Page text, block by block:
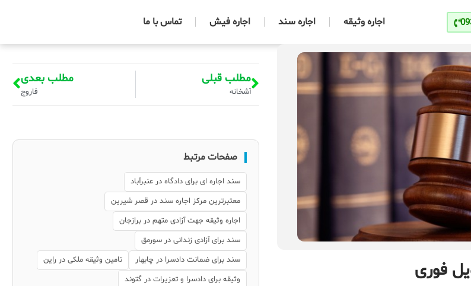
اجاره وثیقه اجاره سند اجاره فیش تماس با ما
فوری
مطلب قبلی
آشخانه
مطلب بعدی
فاروج
صفحات مرتبط
سند اجاره ای برای دادگاه در عنبرآباد
معتبرترین مرکز اجاره سند در قصر شیرین
اجاره وثیقه جهت آزادی متهم در برازجان
سند برای آزادی زندانی در سورمق
سند برای ضمانت دادسرا در چابهار
تامین وثیقه ملکی در راین
وثیقه برای دادسرا و تعزیرات در گتوند